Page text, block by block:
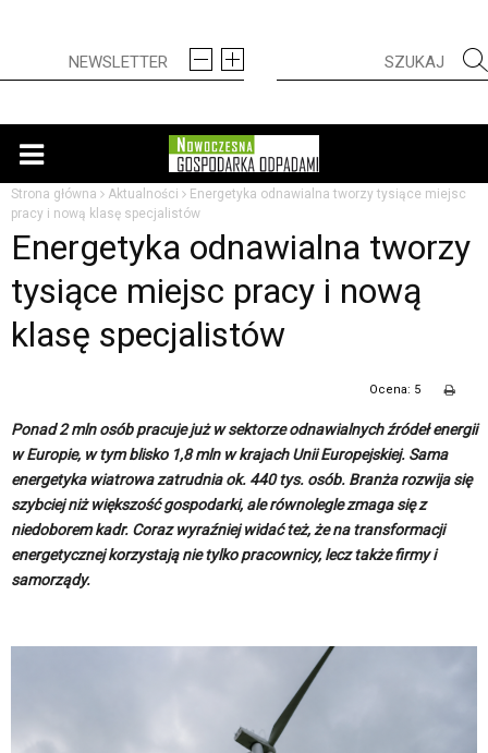
Strona główna Aktualności
Energetyka odnawialna tworzy tysiące miejsc
pracy i nową klasę specjalistów
Energetyka odnawialna tworzy
tysiące miejsc pracy i nową
klasę specjalistów
Ocena: 5
Ponad 2 mln osób pracuje już w sektorze odnawialnych źródeł energii
w Europie, w tym blisko 1,8 mln w krajach Unii Europejskiej. Sama
energetyka wiatrowa zatrudnia ok. 440 tys. osób. Branża rozwija się
szybciej niż większość gospodarki, ale równolegle zmaga się z
niedoborem kadr. Coraz wyraźniej widać też, że na transformacji
energetycznej korzystają nie tylko pracownicy, lecz także firmy i
samorządy.